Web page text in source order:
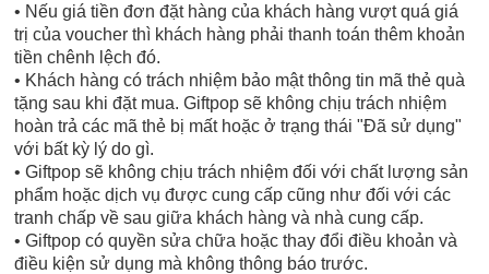
• Nếu giá tiền đơn đặt hàng của khách hàng vượt quá giá
trị của voucher thì khách hàng phải thanh toán thêm khoản
tiền chênh lệch đó.
• Khách hàng có trách nhiệm bảo mật thông tin mã thẻ quà
tặng sau khi đặt mua. Giftpop sẽ không chịu trách nhiệm
hoàn trả các mã thẻ bị mất hoặc ở trạng thái "Đã sử dụng"
với bất kỳ lý do gì.
• Giftpop sẽ không chịu trách nhiệm đối với chất lượng sản
phẩm hoặc dịch vụ được cung cấp cũng như đối với các
tranh chấp về sau giữa khách hàng và nhà cung cấp.
• Giftpop có quyền sửa chữa hoặc thay đổi điều khoản và
điều kiện sử dụng mà không thông báo trước.